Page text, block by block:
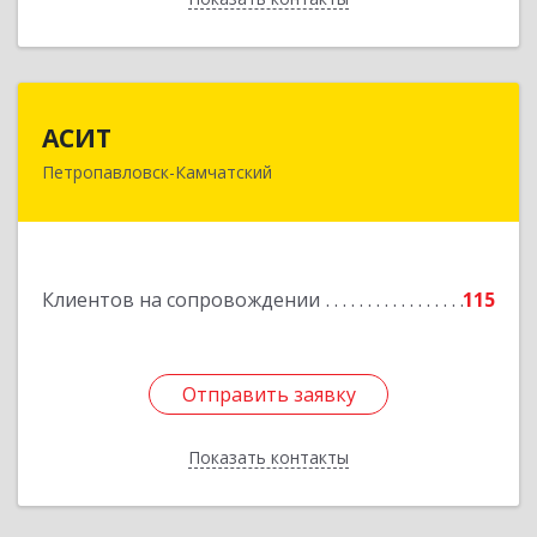
АСИТ
Петропавловск-Камчатский
Клиентов на сопровождении 115
Отправить заявку
Показать контакты
683031, Камчатский край, Петропавловск-
Подробнее
Отправить заявку
Назад